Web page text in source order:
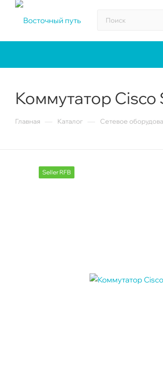
Коммутатор Cisco
Главная Каталог Сетевое
Seller RFB